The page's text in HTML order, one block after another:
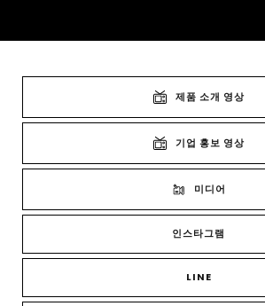
제품 소개 영상
기업 홍보 영상
미디어
인스타그램
LINE